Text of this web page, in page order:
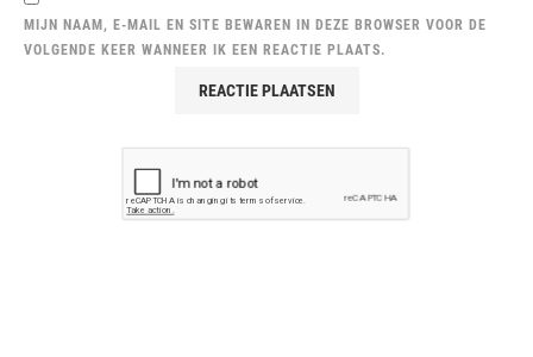
MIJN NAAM, E-MAIL EN SITE BEWAREN IN DEZE BROWSER VOOR DE
VOLGENDE KEER WANNEER IK EEN REACTIE PLAATS.